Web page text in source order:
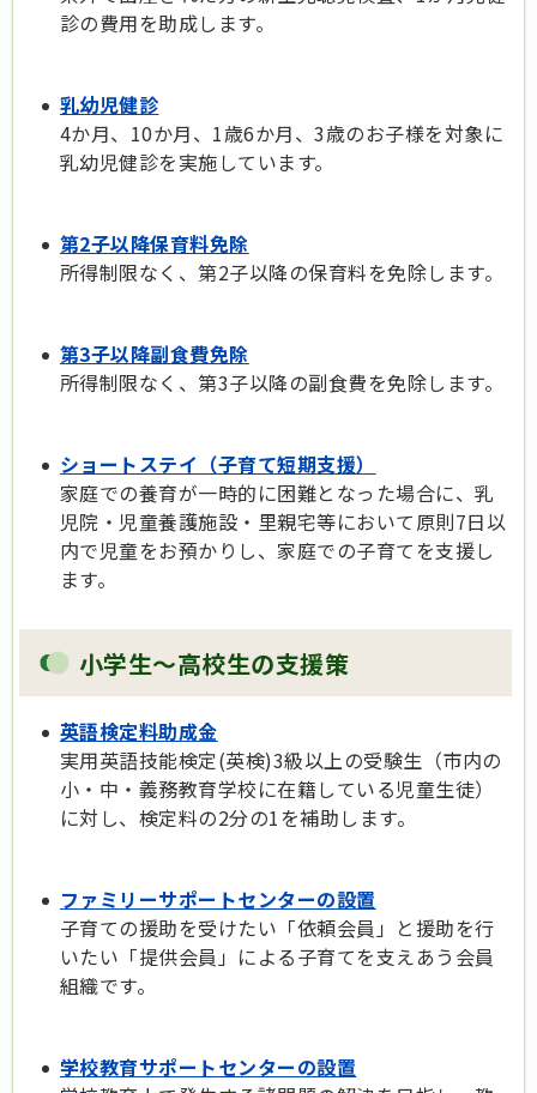
診の費用を助成します。
乳幼児健診
4か月、10か月、1歳6か月、3歳のお子様を対象に
乳幼児健診を実施しています。
第2子以降保育料免除
所得制限なく、第2子以降の保育料を免除します。
第3子以降副食費免除
所得制限なく、第3子以降の副食費を免除します。
ショートステイ（子育て短期支援）
家庭での養育が一時的に困難となった場合に、乳
児院・児童養護施設・里親宅等において原則7日以
内で児童をお預かりし、家庭での子育てを支援し
ます。
小学生～高校生の支援策
英語検定料助成金
実用英語技能検定(英検)3級以上の受験生（市内の
小・中・義務教育学校に在籍している児童生徒）
に対し、検定料の2分の1を補助します。
ファミリーサポートセンターの設置
子育ての援助を受けたい「依頼会員」と援助を行
いたい「提供会員」による子育てを支えあう会員
組織です。
学校教育サポートセンターの設置